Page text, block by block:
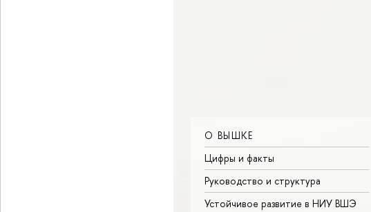
О ВЫШКЕ
Цифры и факты
Руководство и структура
Устойчивое развитие в НИУ ВШЭ